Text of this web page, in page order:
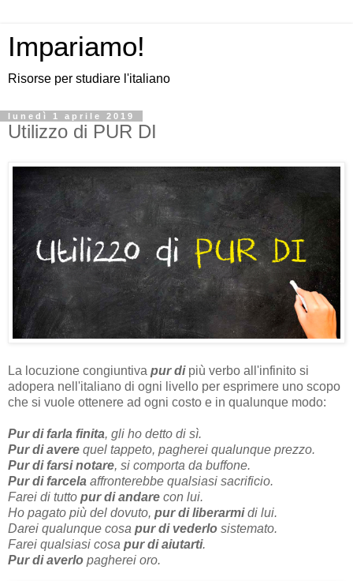
Impariamo!
Risorse per studiare l'italiano
lunedì 1 aprile 2019
Utilizzo di PUR DI
La locuzione congiuntiva pur dipiù verbo all'infinito si
adopera nell'italiano di ogni livello per esprimere uno scopo
che si vuole ottenere ad ogni costo e in qualunque modo:
Pur di farla finita, gli ho detto di sì.
Pur di avere quel tappeto, pagherei qualunque prezzo.
Pur di farsi notare, si comporta da buffone.
Pur di farcela affronterebbe qualsiasi sacrificio.
Farei di tutto pur di andare con lui.
Ho pagato più del dovuto, pur di liberarmidi lui.
Darei qualunque cosa pur di vederlo sistemato.
Farei qualsiasi cosa pur di aiutarti.
Pur di averlo pagherei oro.